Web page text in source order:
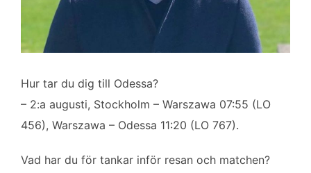
Hur tar du dig till Odessa?
– 2:a augusti, Stockholm – Warszawa 07:55 (LO
456), Warszawa – Odessa 11:20 (LO 767).
Vad har du för tankar inför resan och matchen?